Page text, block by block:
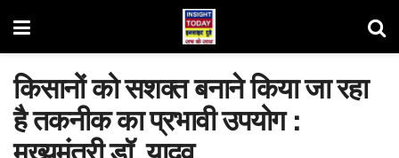
किसानों को सशक्त बनाने किया जा रहा
है तकनीक का प्रभावी उपयोग :